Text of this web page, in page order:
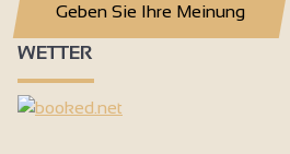
Geben Sie Ihre Meinung
WETTER